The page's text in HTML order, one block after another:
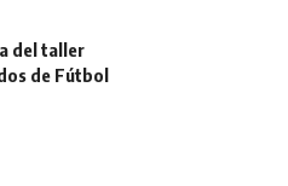
del taller
de Fútbol